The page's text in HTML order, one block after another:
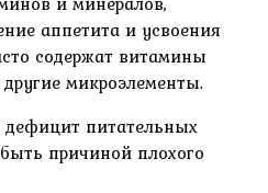
аппетита и усвоения
содержат витамины
микроэлементы.
дефицит питательных
причиной плохого